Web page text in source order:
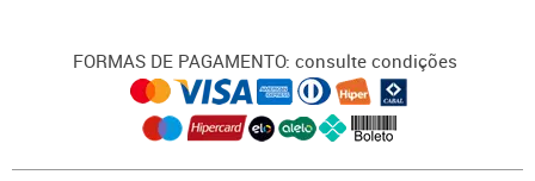
FORMAS DE PAGAMENTO: consulte condições